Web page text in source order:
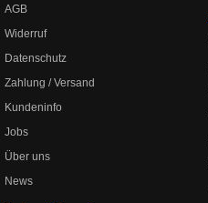
AGB
Widerruf
Datenschutz
Zahlung / Versand
Kundeninfo
Jobs
Über uns
News